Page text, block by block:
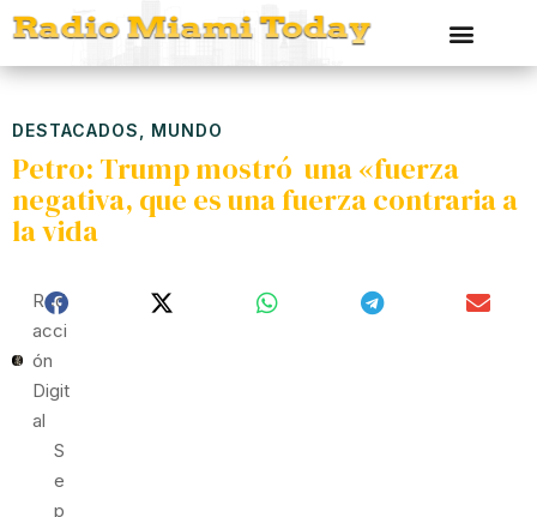
DESTACADOS MUNDO
Petro: Trump mostró una «fuerza
negativa, que es una fuerza contraria a
la vida
Red
Acci
Ón
Digit
Al
S
E
P